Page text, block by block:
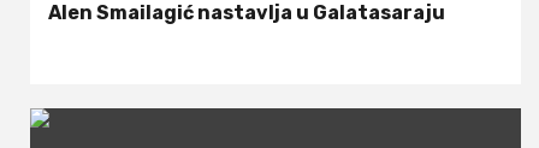
Alen Smailagić nastavlja u Galatasaraju